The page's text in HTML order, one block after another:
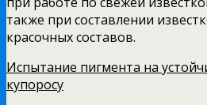
также при составлении
красочных составов.
Испытание пигмента на
купоросу